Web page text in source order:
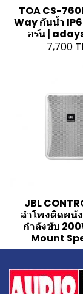
TOA CS-
Way กันน้ำ
อร์น |
7,700
JBL
ลำโพงติดผนั
กำลังขับ
Mount